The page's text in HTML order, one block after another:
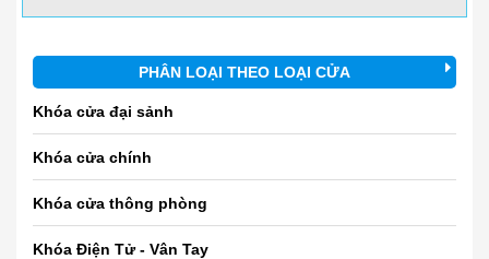
PHÂN LOẠI THEO LOẠI CỬA
Khóa cửa đại sảnh
Khóa cửa chính
Khóa cửa thông phòng
Khóa Điện Tử - Vân Tay